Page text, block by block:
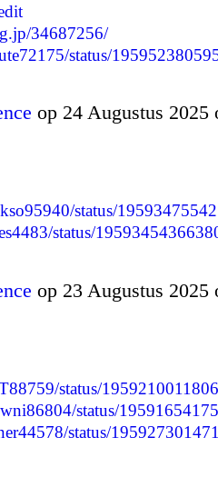
34687256/
status/
op 24 Augustus
status/
status/
op 23 Augustus
status/
status/
status/